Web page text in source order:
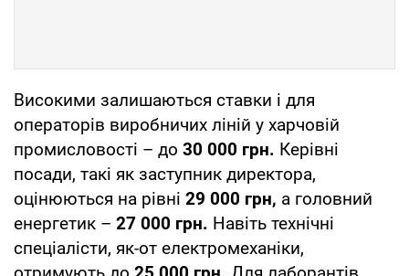
Високими залишаються ставки і для
операторів виробничих ліній у харчовій
промисловості – до 30 000 грн. Керівні
посади, такі як заступник директора,
оцінюються на рівні 29 000 грн, а головний
енергетик – 27 000 грн. Навіть технічні
спеціалісти, як-от електромеханіки,